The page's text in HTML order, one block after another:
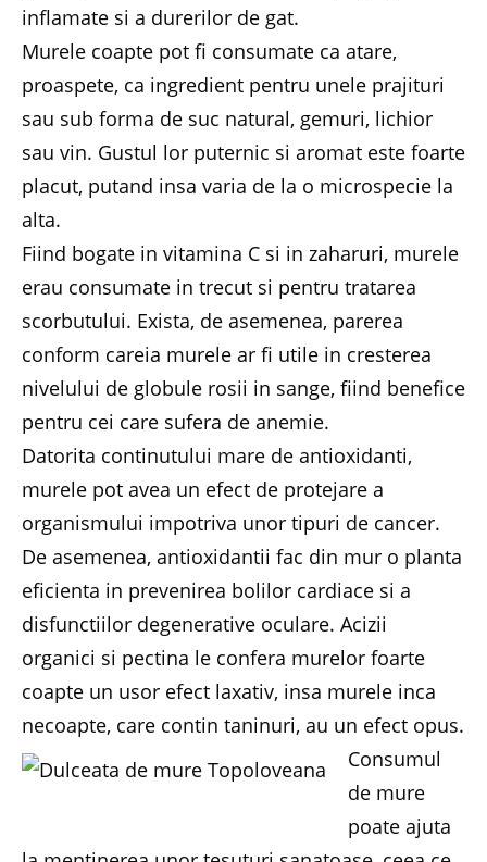
inflamate si a durerilor de gat.
Murele coapte pot fi consumate ca atare,
proaspete, ca ingredient pentru unele prajituri
sau sub forma de suc natural, gemuri, lichior
sau vin. Gustul lor puternic si aromat este foarte
placut, putand insa varia de la o microspecie la
alta.
Fiind bogate in vitamina C si in zaharuri, murele
erau consumate in trecut si pentru tratarea
scorbutului. Exista, de asemenea, parerea
conform careia murele ar fi utile in cresterea
nivelului de globule rosii in sange, fiind benefice
pentru cei care sufera de anemie.
Datorita continutului mare de antioxidanti,
murele pot avea un efect de protejare a
organismului impotriva unor tipuri de cancer.
De asemenea, antioxidantii fac din mur o planta
eficienta in prevenirea bolilor cardiace si a
disfunctiilor degenerative oculare. Acizii
organici si pectina le confera murelor foarte
coapte un usor efect laxativ, insa murele inca
necoapte, care contin taninuri, au un efect opus.
Consumul
de mure
poate ajuta